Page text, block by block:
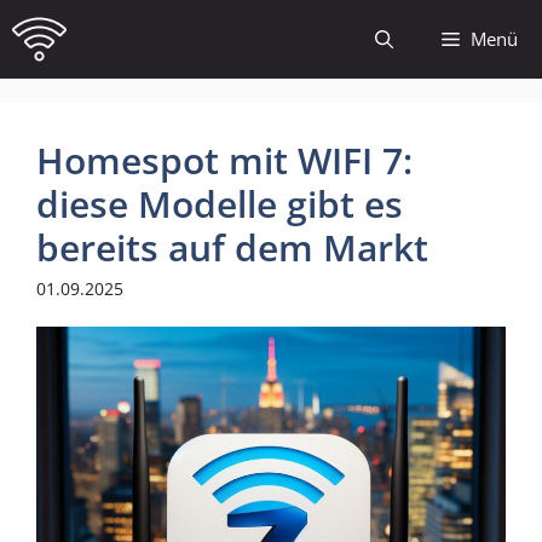
Zum
Inhalt
springen
Menü
Homespot mit WIFI 7:
diese Modelle gibt es
bereits auf dem Markt
01.09.2025